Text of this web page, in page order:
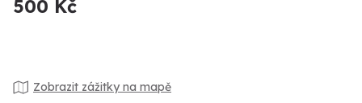
500 Kč
Zobrazit zážitky na mapě